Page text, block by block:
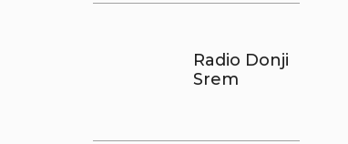
Radio Donji
Srem